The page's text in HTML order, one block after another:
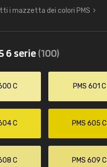
i mazzetta dei colori PMS
6 serie(100)
C PMS 601 C
C PMS 605 C
C PMS 609 C